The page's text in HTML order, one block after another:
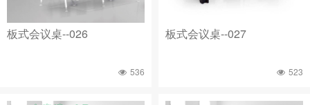
板式会议桌--026
536
板式会议桌--027
523